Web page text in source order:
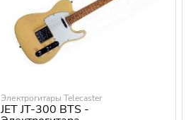
Электрогитары Telecaster
JET JT-300 BTS -